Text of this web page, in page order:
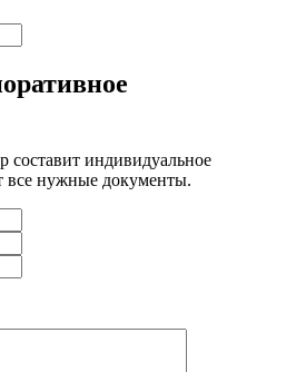
индивидуальное
все нужные документы.